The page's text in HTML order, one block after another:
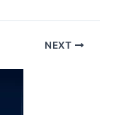
NEXT